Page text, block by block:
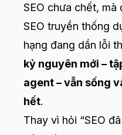
SEO chưa chết, mà
SEO truyền thống
hạng đang dần lỗi
kỷ nguyên mới –
agent – vẫn sống
hết.
Thay vì hỏi “SEO